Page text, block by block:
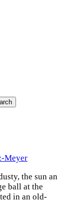
Meyer
the sun an
ball at the
in an old-